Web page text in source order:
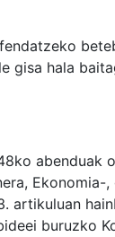
gisa hala
artikuluan
buruzko